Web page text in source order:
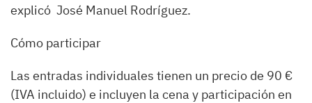
explicó José Manuel Rodríguez.
Cómo participar
Las entradas individuales tienen un precio de 90 €
(IVA incluido) e incluyen la cena y participación en